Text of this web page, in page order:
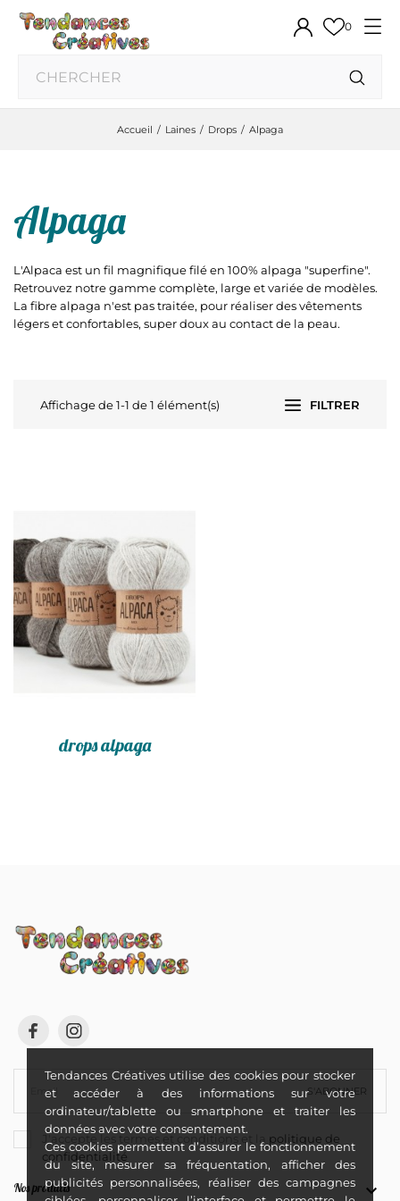
Tendances Créatives utilise des cookies pour stocker
et accéder à des informations sur votre
ordinateur/tablette ou smartphone et traiter les
données avec votre consentement.
Ces cookies permettent d’assurer le fonctionnement
du site, mesurer sa fréquentation, afficher des
publicités personnalisées, réaliser des campagnes
0
Accueil Laines Drops Alpaga
Alpaga
L'Alpaca est un fil magnifique filé en 100% alpaga "superfine".
Retrouvez notre gamme complète, large et variée de modèles.
La fibre alpaga n'est pas traitée, pour réaliser des vêtements
légers et confortables, super doux au contact de la peau.
FILTRER
Affichage de 1-1 de 1 élément(s)
drops alpaga
S'ABONNER
J'accepte les termes et conditions et la politique de
confidentialité
Nos produits 